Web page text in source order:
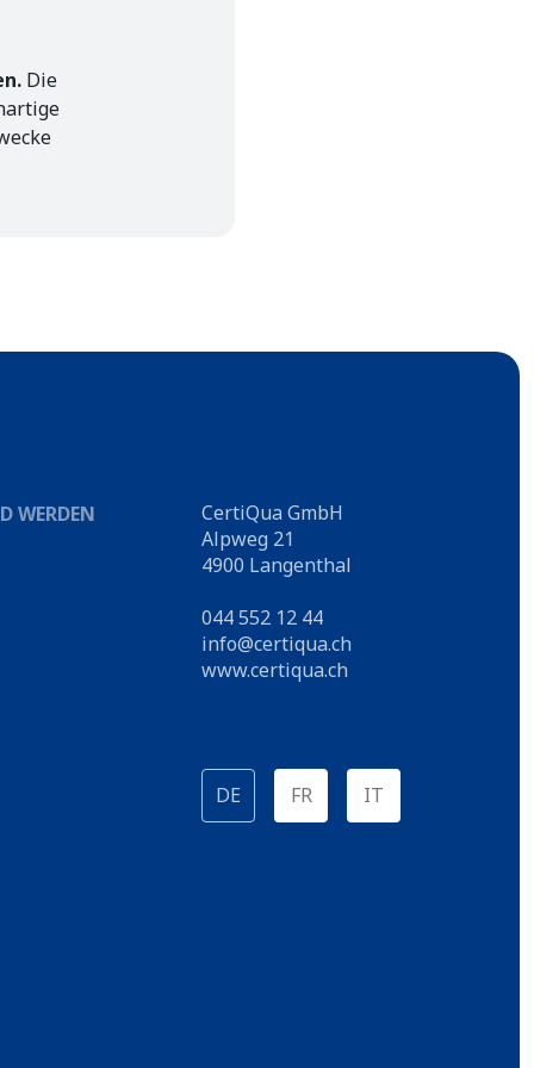
Die
WERDEN
CertiQua GmbH
Alpweg 21
4900 Langenthal
044 552 12 44
info@certiqua.ch
www.certiqua.ch
DE FR IT